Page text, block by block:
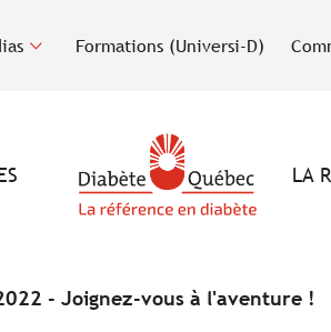
Formations (Universi-D)
LA
- Joignez-vous à l'aventure !